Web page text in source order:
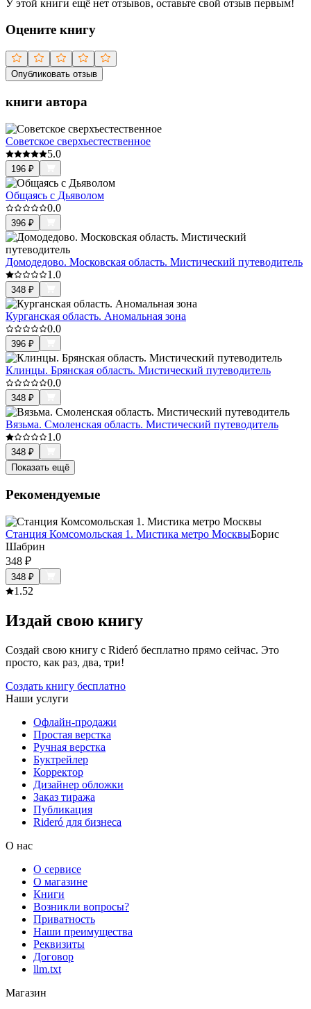
У этой книги ещё нет отзывов, оставьте свой отзыв первым!
Оцените книгу
Опубликовать отзыв
книги автора
Советское сверхъестественное
5.0
196 ₽
Общаясь с Дьяволом
0.0
396 ₽
Домодедово. Московская область. Мистический путеводитель
1.0
348 ₽
Курганская область. Аномальная зона
0.0
396 ₽
Клинцы. Брянская область. Мистический путеводитель
0.0
348 ₽
Вязьма. Смоленская область. Мистический путеводитель
1.0
348 ₽
Показать ещё
Рекомендуемые
Станция Комсомольская 1. Мистика метро МосквыБорис
Шабрин
348 ₽
348 ₽
1.52
Издай свою книгу
Создай свою книгу с Rideró бесплатно прямо сейчас. Это
просто, как раз, два, три!
Создать книгу бесплатно
Наши услуги
Офлайн-продажи
Простая верстка
Ручная верстка
Буктрейлер
Корректор
Дизайнер обложки
Заказ тиража
Публикация
Rideró для бизнеса
О нас
О сервисе
О магазине
Книги
Возникли вопросы?
Приватность
Наши преимущества
Реквизиты
Договор
llm.txt
Магазин